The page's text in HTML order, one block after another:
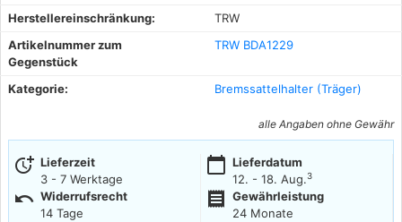
Herstellereinschränkung:
TRW
Artikelnummer zum
Gegenstück
TRW BDA1229
Kategorie: Bremssattelhalter (Träger)
alle Angaben ohne Gewähr
more_time Lieferzeit
3 - 7 Werktage
calendar_today Lieferdatum
12. - 18. Aug.3
undo Widerrufsrecht
14 Tage
receipt
Gewährleistung
24 Monate